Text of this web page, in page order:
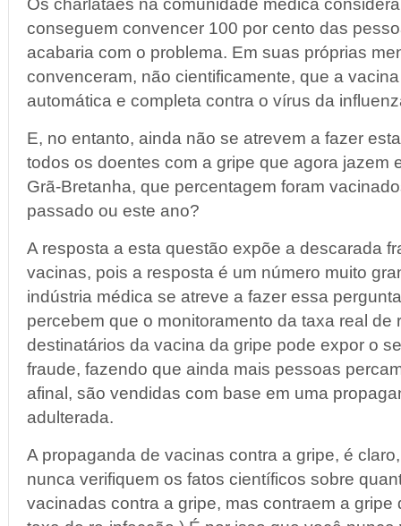
Os charlatães na comunidade médica
conseguem convencer 100 por cento das
acabaria com o problema. Em suas próprias
convenceram, não cientificamente, que a
automática e completa contra o vírus da
E, no entanto, ainda não se atrevem a fazer
todos os doentes com a gripe que agora jazem
Grã-Bretanha, que percentagem foram
passado ou este ano?
A resposta a esta questão expõe a descarada
vacinas, pois a resposta é um número muito
indústria médica se atreve a fazer essa
percebem que o monitoramento da taxa real de
destinatários da vacina da gripe pode expor o
fraude, fazendo que ainda mais pessoas
afinal, são vendidas com base em uma
adulterada.
A propaganda de vacinas contra a gripe, é
nunca verifiquem os fatos científicos sobre
vacinadas contra a gripe, mas contraem a gripe